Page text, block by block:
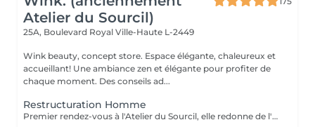
Atelier du Sourcil)
25A, Boulevard Royal Ville-Haute L-2449
Wink beauty, concept store. Espace élégante, chaleureux et
accueillant! Une ambiance zen et élégante pour profiter de
chaque moment. Des conseils ad...
Restructuration Homme
Premier rendez-vous à l'Atelier du Sourcil, elle redonne de l'harmonie au visage. Entièrement réalisée à la pince à épiler, cette prestation iconique vise à redéfinir la forme des sourcils. Formée en morphologie du visage, notre équipe de professionnelles maîtrise toutes les subtilités d'une forme réussie. Un entretien mensuel permet ensuite de conserver une ligne idéale.